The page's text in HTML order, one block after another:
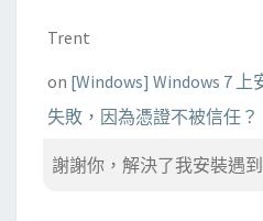
Trent
on [Windows] Windows 7 上
失敗，因為憑證不被信任？
謝謝你，解決了我安裝遇